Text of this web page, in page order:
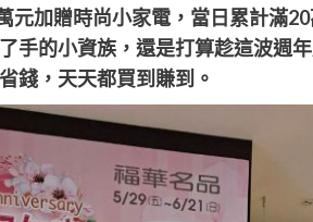
元加贈時尚小家電，當日累計滿
手的小資族，還是打算趁這波週
錢，天天都買到賺到。